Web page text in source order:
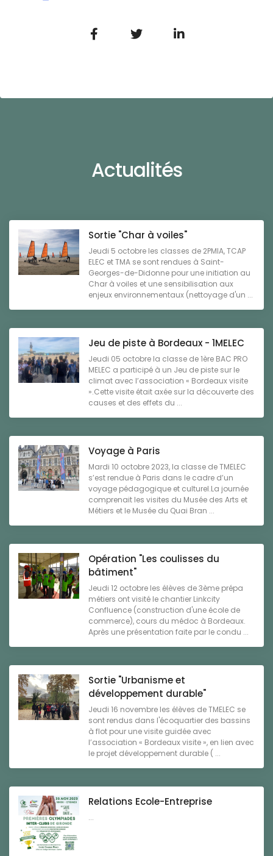
Actualités
Sortie "Char à voiles"
Jeudi 5 octobre les classes de 2PMIA, TCAP
ELEC et TMA se sont rendues à Saint-
Georges-de-Didonne pour une initiation au
Char à voiles et une sensibilisation aux
enjeux environnementaux (nettoyage d'un ...
Jeu de piste à Bordeaux - 1MELEC
Jeudi 05 octobre la classe de 1ère BAC PRO
MELEC a participé à un Jeu de piste sur le
climat avec l’association « Bordeaux visite
».Cette visite était axée sur la découverte des
causes et des effets du ...
Voyage à Paris
Mardi 10 octobre 2023, la classe de TMELEC
s’est rendue à Paris dans le cadre d’un
voyage pédagogique et culturel.La journée
comprenait les visites du Musée des Arts et
Métiers et le Musée du Quai Bran ...
Opération "Les coulisses du
bâtiment"
Jeudi 12 octobre les élèves de 3ème prépa
métiers ont visité le chantier Linkcity
Confluence (construction d'une école de
commerce), cours du médoc à Bordeaux.
Après une présentation faite par le condu ...
Sortie "Urbanisme et
développement durable"
Jeudi 16 novembre les élèves de TMELEC se
sont rendus dans l'écoquartier des bassins
à flot pour une visite guidée avec
l’association « Bordeaux visite », en lien avec
le projet développement durable ( ...
Relations Ecole-Entreprise
...